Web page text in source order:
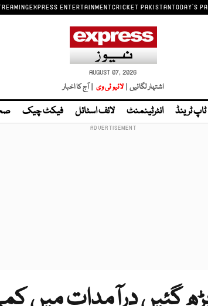
EXPRESS ENTERTAINMENTCRICKET PAKISTANTODAY'S
AUGUST 07, 2026
اشتہار لگائیں | لائیو ٹی وی | آج کا اخبار
ٹاپ ٹرینڈ انٹرٹینمنٹ لائف اسٹائل فیکٹ چیک